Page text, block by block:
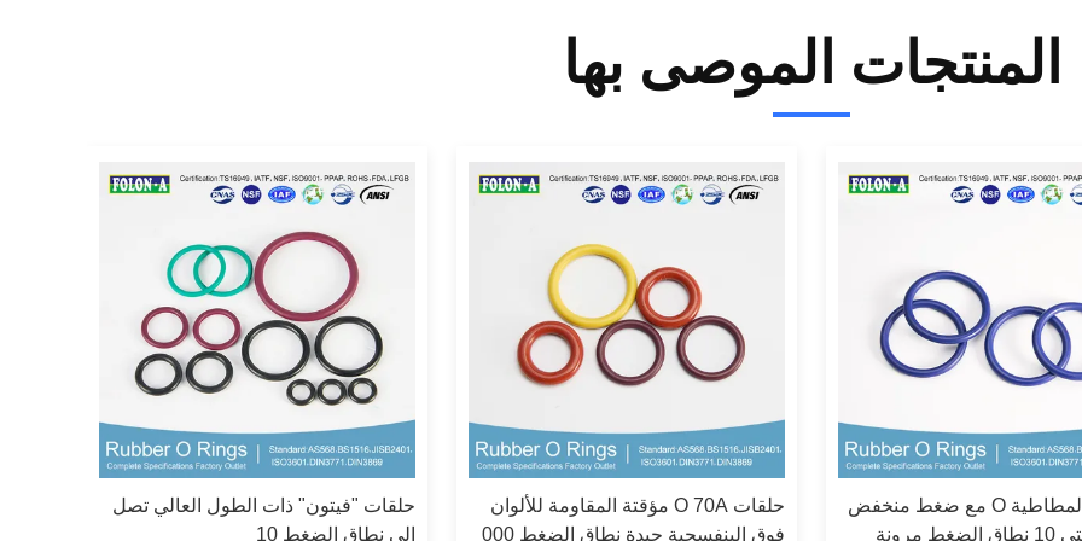
المنتجات الموصى بها
الحلقات المطاطية O مع ضغط منخفض
وضعت حتى 10 نطاق الضغط مرونة
حلقات O 70A مؤقتة المقاومة للألوان
فوق البنفسجية جيدة نطاق الضغط 000
حلقات "فيتون" ذات الطول العالي تصل
إلى نطاق الضغط 10